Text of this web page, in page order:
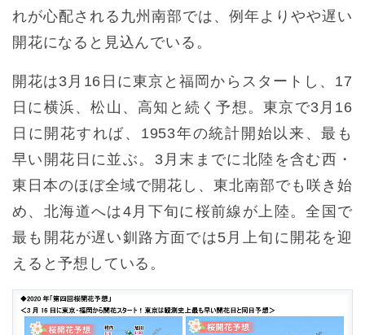
れが心配される九州南部では、例年よりやや遅い
開花になると見込んでいる。
開花は3月16日に東京と福岡からスタートし、17
日に横浜、松山、高知と続く予想。東京で3月16
日に開花すれば、1953年の統計開始以来、最も
早い開花日に並ぶ。3月末までに北陸を含む西・
東日本のほぼ全域で開花し、東北南部でも咲き始
め、北海道へは4月下旬に桜前線が上陸。全国で
最も開花が遅い釧路方面では5月上旬に開花を迎
えると予想している。